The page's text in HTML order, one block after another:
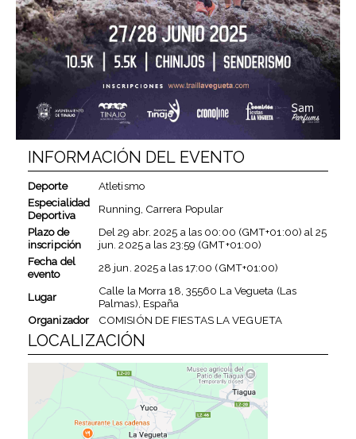
INFORMACIÓN DEL EVENTO
Deporte
Atletismo
Especialidad
Deportiva
Running, Carrera Popular
Plazo de
inscripción
Del29 abr. 2025 a las 00:00 (GMT+01:00) al25
jun. 2025a las 23:59 (GMT+01:00)
Fecha del
evento
28 jun. 2025a las17:00 (GMT+01:00)
Lugar
Calle la Morra 18, 35560 La Vegueta (Las
Palmas), España
Organizador
COMISIÓN DE FIESTAS LA VEGUETA
LOCALIZACIÓN